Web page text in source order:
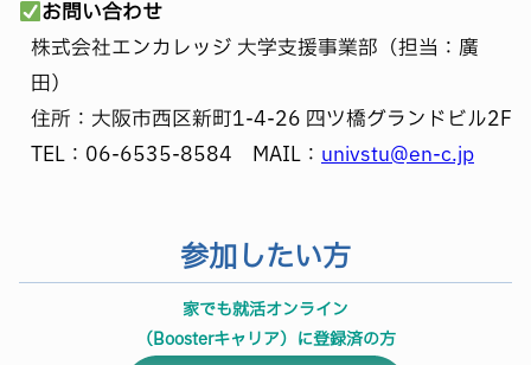
お問い合わせ
株式会社エンカレッジ 大学支援事業部（担当：廣
田）
住所：大阪市西区新町1-4-26 四ツ橋グランドビル2F
TEL：06-6535-8584 MAIL： univstu@en-c.jp
参加したい方
家でも就活オンライン
（Boosterキャリア）に登録済の方